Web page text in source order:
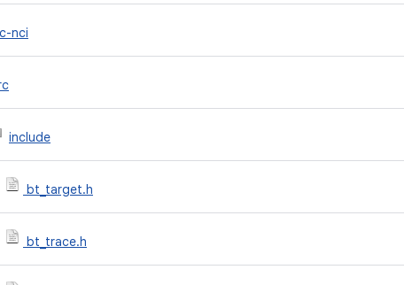
nci
include
bt_target.h
bt_trace.h